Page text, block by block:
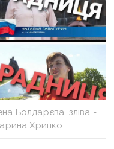
Болдарєва, зліва -
Хрипко